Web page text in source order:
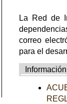
La Red de
correo
para el
Información